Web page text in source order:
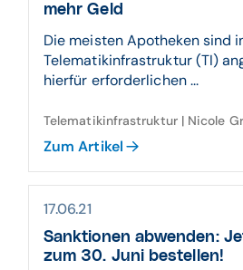
mehr Geld
Die meisten Apotheken sind
Telematikinfrastruktur (TI)
hierfür erforderlichen ...
Telematikinfrastruktur | Nicole
Zum Artikel
17.06.21
Sanktionen abwenden:
zum 30. Juni bestellen!